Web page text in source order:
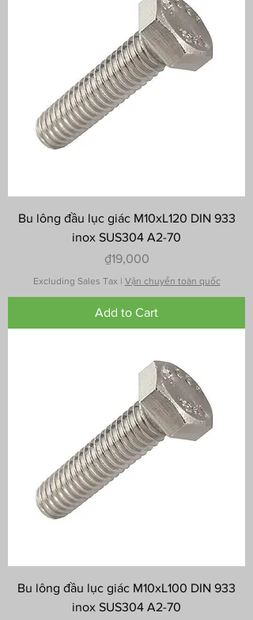
Bu lông đầu lục giác M10xL120 DIN 933
inox SUS304 A2-70
Price
₫19,000
Excluding Sales Tax| Vận chuyển toàn quốc
Add to Cart
Bu lông đầu lục giác M10xL100 DIN 933
inox SUS304 A2-70